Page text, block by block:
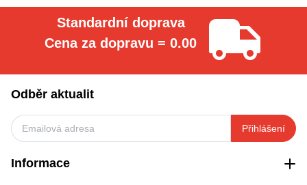
Standardní doprava
Cena za dopravu = 0.00
Odběr aktualit
Přihlášení
Informace